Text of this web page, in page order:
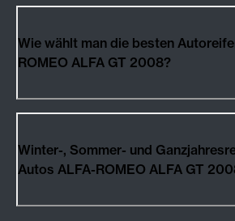
Wie wählt man die besten
ROMEO ALFA GT 2008?
Winter-, Sommer- und
Autos ALFA-ROMEO ALFA GT